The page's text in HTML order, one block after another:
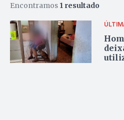
Encontramos 1 resultado